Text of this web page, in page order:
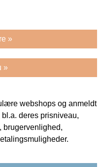
»
»
webshops og anmeldt
deres prisniveau,
brugervenlighed,